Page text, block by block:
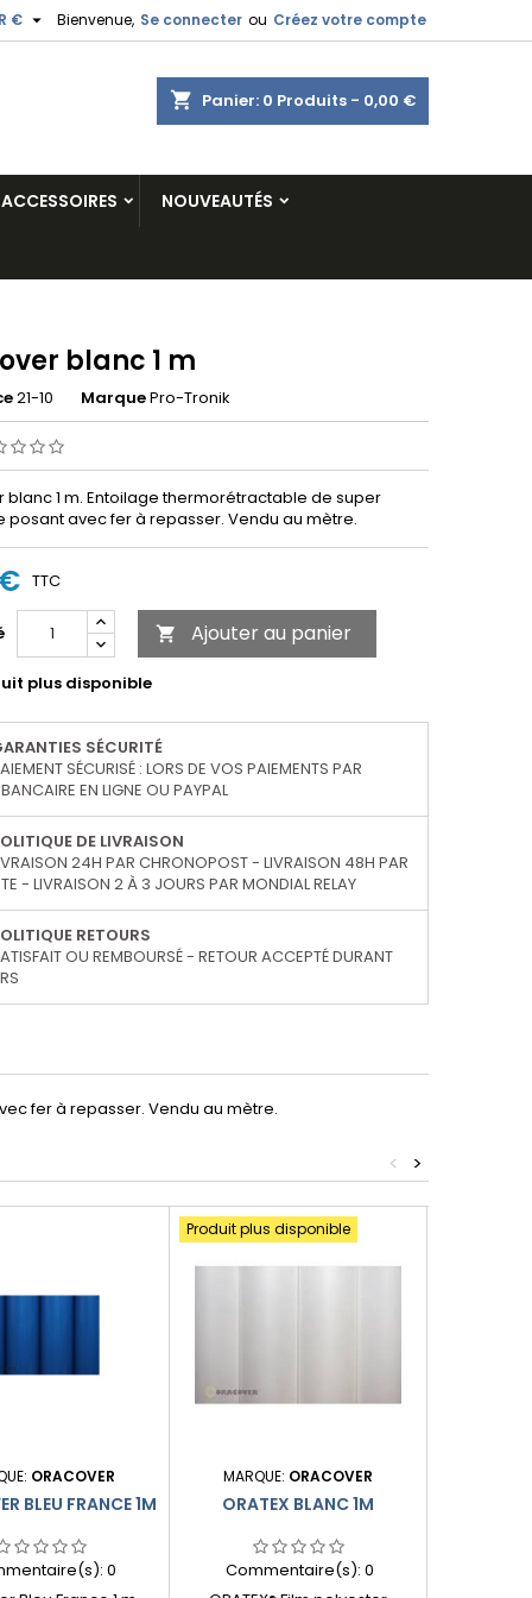
Bienvenue, Se connecter ou Créez votre compte
€ 
shopping_cart Panier: 0 Produits - 0,00 €
ACCESSOIRES NOUVEAUTÉS
blanc 1 m
21-10 MarquePro-Tronik
blanc 1 m. Entoilage thermorétractable de super
posant avec fer à repasser. Vendu au mètre.
TTC
 Ajouter au panier
plus disponible
SÉCURITÉ
SÉCURISÉ : LORS DE VOS PAIEMENTS PAR
EN LIGNE OU PAYPAL
DE LIVRAISON
24H PAR CHRONOPOST - LIVRAISON 48H PAR
- LIVRAISON 2 À 3 JOURS PAR MONDIAL RELAY
RETOURS
OU REMBOURSÉ - RETOUR ACCEPTÉ DURANT
fer à repasser. Vendu au mètre.
>
<
ORACOVER
BLEU FRANCE 1M
0
Produit plus disponible
MARQUE: ORACOVER
ORATEX BLANC 1M
Commentaire(s): 0